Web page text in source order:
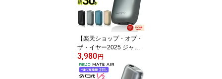
タントラ IQOSイルマ互
換機 イルマ互換機 電子
タバコ 本体 加熱式タバ
コ ランキング イルマ用 I
QOSILUMA用
【楽天ショップ・オブ・
ザ・イヤー2025 ジャン
ル賞 受賞！ 】Resty SK1
アイコスイルマ互換機 2
度吸い 2回吸える シケモ
3,980 円